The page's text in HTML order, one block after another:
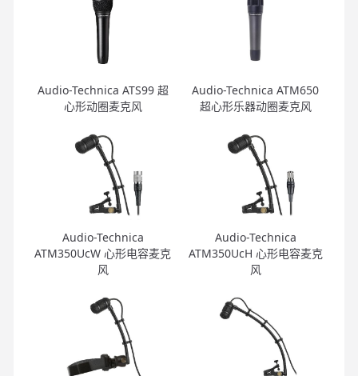
Audio-Technica ATS99 超
心形动圈麦克风
Audio-Technica ATM650
超心形乐器动圈麦克风
Audio-Technica
ATM350UcW 心形电容麦克
风
Audio-Technica
ATM350UcH 心形电容麦克
风